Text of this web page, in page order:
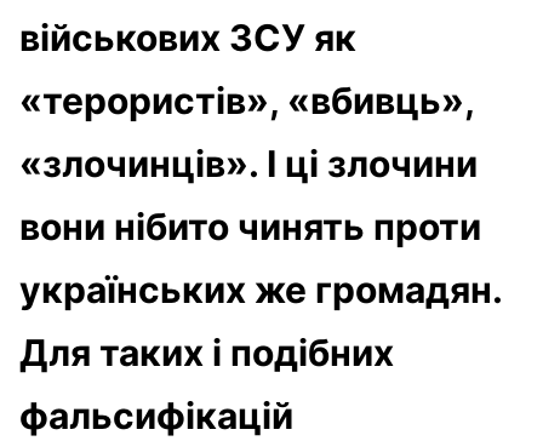
військових ЗСУ як
«терористів», «вбивць»,
«злочинців». І ці злочини
вони нібито чинять проти
українських же громадян.
Для таких і подібних
фальсифікацій